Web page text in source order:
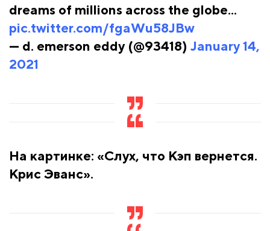
dreams of millions across the globe...
pic.twitter.com/fgaWu58JBw
— d. emerson eddy (@93418) January 14,
2021
На картинке: «Слух, что Кэп вернется.
Крис Эванс».